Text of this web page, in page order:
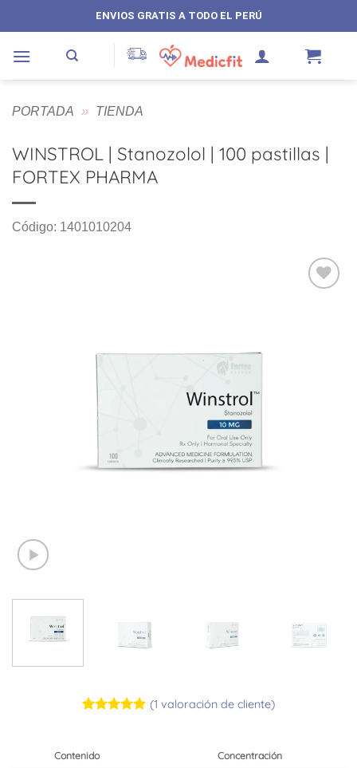
al
contenido
ENVIOS GRATIS A TODO EL PERÚ
PORTADA » TIENDA
WINSTROL | Stanozolol | 100 pastillas |
FORTEX PHARMA
Código: 1401010204
valoración
(1 valoración de cliente)
Contenido Concentración